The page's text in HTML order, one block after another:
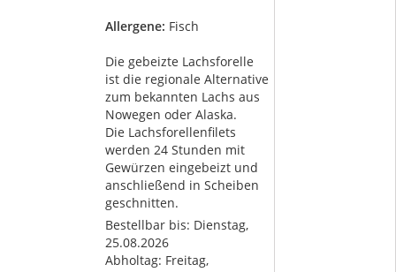
Allergene: Fisch
Die gebeizte Lachsforelle
ist die regionale Alternative
zum bekannten Lachs aus
Nowegen oder Alaska.
Die Lachsforellenfilets
werden 24 Stunden mit
Gewürzen eingebeizt und
anschließend in Scheiben
geschnitten.
Bestellbar bis: Dienstag,
25.08.2026
Abholtag: Freitag,